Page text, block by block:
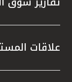
علاقات